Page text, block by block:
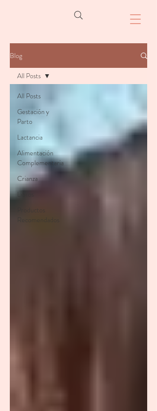
Blog
All Posts
Gestación y
Parto
Lactancia
Alimentación
Complementaria
Crianza
Libros
Productos
Recomendados
All Posts